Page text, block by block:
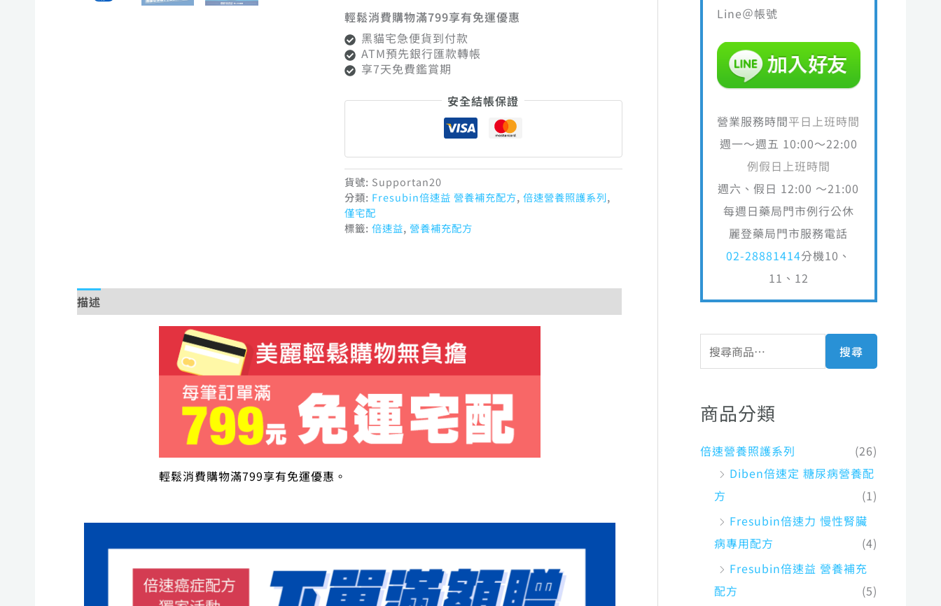
輕鬆消費購物滿799享有免運優惠
黑貓宅急便貨到付款
ATM預先銀行匯款轉帳
享7天免費鑑賞期
安全結帳保證
貨號: Supportan20
分類: Fresubin倍速益 營養補充配方, 倍速營養照護系列,
僅宅配
標籤: 倍速益, 營養補充配方
描述
輕鬆消費購物滿799享有免運優惠。
Line＠帳號
營業服務時間平日上班時間
週一～週五 10:00～22:00
例假日上班時間
週六、假日 12:00 ～21:00
每週日藥局門市例行公休
麗登藥局門市服務電話
02-28881414分機10、
11、12
搜尋
商品分類
倍速營養照護系列
(26)
Diben倍速定 糖尿病營養配
方
(1)
Fresubin倍速力 慢性腎臟
病專用配方
(4)
Fresubin倍速益 營養補充
配方
(5)